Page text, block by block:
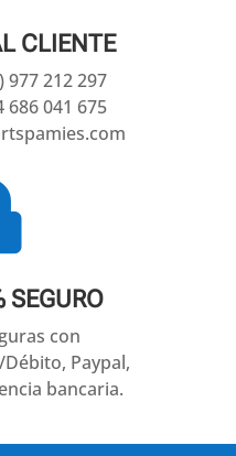
CLIENTE
212 297
041 675
SEGURO
con
Paypal,
bancaria.